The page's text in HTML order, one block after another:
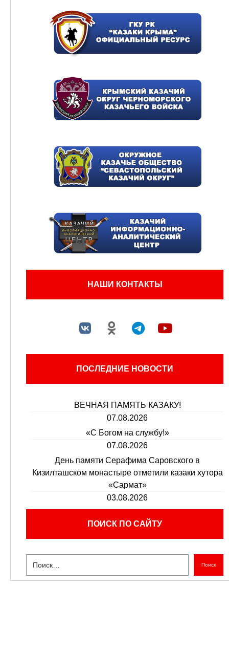
НАШИ КОНТАКТЫ
ПОСЛЕДНИЕ НОВОСТИ
ВЕЧНАЯ ПАМЯТЬ КАЗАКУ!
07.08.2026
«С Богом на службу!»
07.08.2026
День памяти Серафима Саровского в
Кизилташском монастыре отметили казаки хутора
«Сармат»
03.08.2026
ПОИСК ПО САЙТУ
Поиск